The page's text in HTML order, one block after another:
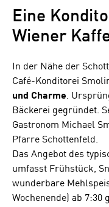
Eine
Wiener
In der Nähe der
Café-Konditorei
und Charme.
Bäckerei gegründet.
Gastronom Michael
Pfarre Schottenfeld.
Das Angebot des
umfasst Frühstück,
wunderbare
Wochenende) ab